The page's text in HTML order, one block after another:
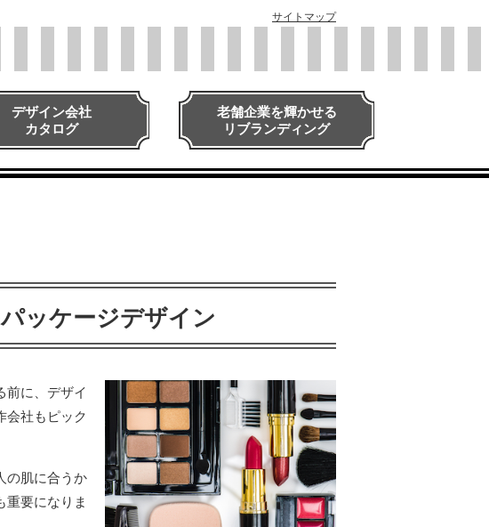
サイトマップ
デザイン会社
カタログ
老舗企業を輝かせる
リブランディング
パッケージデザイン
前に、デザイ
会社もピック
の肌に合うか
重要になりま